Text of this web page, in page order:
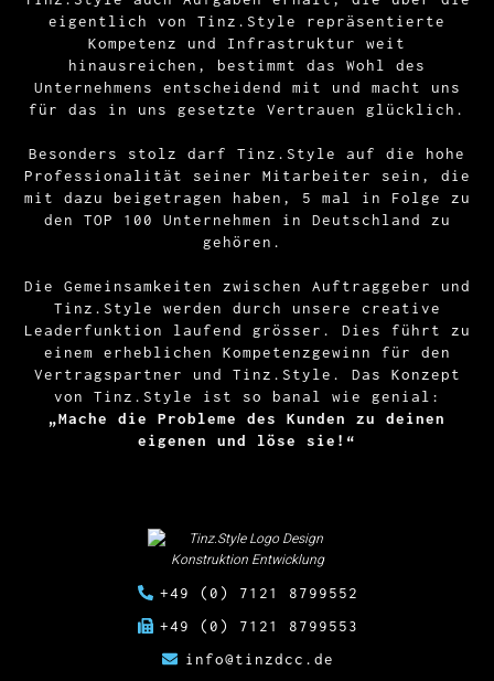
eigentlich von Tinz.Style repräsentierte
Kompetenz und Infrastruktur weit
hinausreichen, bestimmt das Wohl des
Unternehmens entscheidend mit und macht uns
für das in uns gesetzte Vertrauen glücklich.
Besonders stolz darf Tinz.Style auf die hohe
Professionalität seiner Mitarbeiter sein, die
mit dazu beigetragen haben, 5 mal in Folge zu
den TOP 100 Unternehmen in Deutschland zu
gehören.
Die Gemeinsamkeiten zwischen Auftraggeber und
Tinz.Style werden durch unsere creative
Leaderfunktion laufend grösser. Dies führt zu
einem erheblichen Kompetenzgewinn für den
Vertragspartner und Tinz.Style. Das Konzept
von Tinz.Style ist so banal wie genial:
„Mache die Probleme des Kunden zu deinen
eigenen und löse sie!“
+49 (0) 7121 8799552
+49 (0) 7121 8799553
info@tinzdcc.de